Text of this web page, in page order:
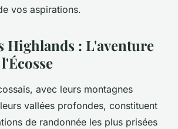
vos aspirations.
Highlands : L'aventure
avec leurs montagnes
vallées profondes, constituent
de randonnée les plus prisées